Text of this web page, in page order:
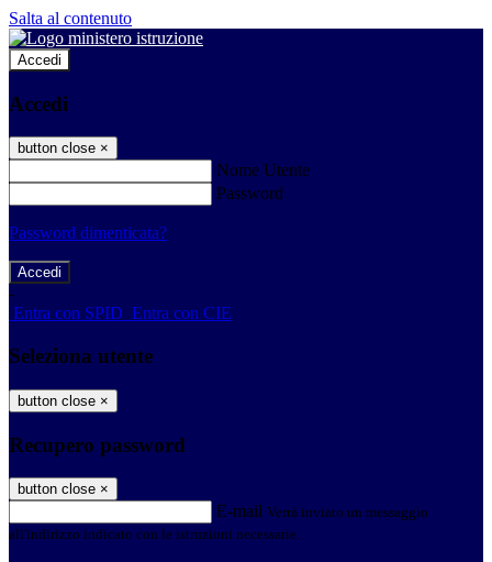
Salta al contenuto
Accedi
Accedi
button close ×
Nome Utente
Password
Password dimenticata?
-
Entra con SPID Entra con CIE
Seleziona utente
button close ×
Recupero password
button close ×
E-mail Verrà inviato un messaggio
all'indirizzo indicato con le istruzioni necessarie.